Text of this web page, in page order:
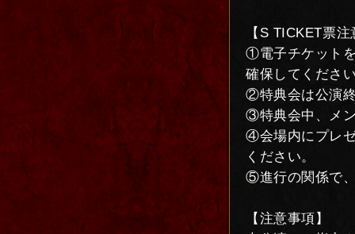
【S TICKET票
①電子チケット
確保してくださ
②特典会は公演
③特典会中、メ
④会場内にプレ
ください。
⑤進行の関係で
【注意事項】